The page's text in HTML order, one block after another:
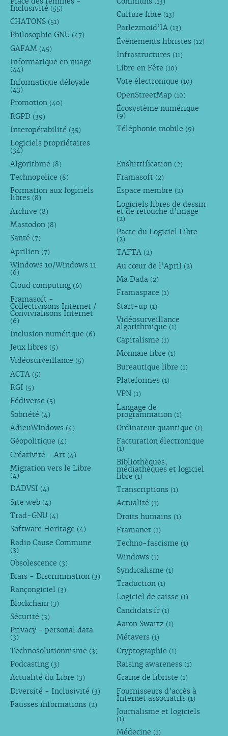
Inclusivité (55)
CHATONS (51)
Philosophie GNU (47)
GAFAM (45)
Informatique en nuage
(44)
Informatique déloyale
(43)
Promotion (40)
RGPD (39)
Interopérabilité (35)
Logiciels propriétaires
(34)
Culture libre (13)
Parlezmoid’IA (13)
Évènements libristes (12)
Infrastructures (11)
Libre en Fête (10)
Vote électronique (10)
OpenStreetMap (10)
Écosystème numérique
(9)
Téléphonie mobile (9)
Algorithme (8)
Technopolice (8)
Formation aux logiciels
libres (8)
Archive (8)
Mastodon (8)
Santé (7)
Aprilien (7)
Windows 10/Windows 11
(6)
Cloud computing (6)
Framasoft -
Collectivisons Internet /
Convivialisons Internet
(6)
Inclusion numérique (6)
Jeux libres (5)
Vidéosurveillance (5)
ACTA (5)
RGI (5)
Fédiverse (5)
Sobriété (4)
AdieuWindows (4)
Géopolitique (4)
Créativité - Art (4)
Migration vers le Libre
(4)
DADVSI (4)
Site web (4)
Trad-GNU (4)
Software Heritage (4)
Radio Cause Commune
(3)
Obsolescence (3)
Biais - Discrimination (3)
Rançongiciel (3)
Blockchain (3)
Sécurité (3)
Privacy - personal data
(3)
Technosolutionnisme (3)
Podcasting (3)
Actualité du Libre (3)
Diversité - Inclusivité (3)
Fausses informations (2)
Enshittification (2)
Framasoft (2)
Espace membre (2)
Logiciels libres de dessin
et de retouche d’image
(2)
Pacte du Logiciel Libre
(2)
TAFTA (2)
Au cœur de l’April (2)
Ma Dada (2)
Framaspace (1)
Start-up (1)
Vidéosurveillance
algorithmique (1)
Capitalisme (1)
Monnaie libre (1)
Bureautique libre (1)
Plateformes (1)
VPN (1)
Langage de
programmation (1)
Ordinateur quantique (1)
Facturation électronique
(1)
Bibliothèques,
médiathèques et logiciel
libre (1)
Transcriptions (1)
Actualité (1)
Droits humains (1)
Framanet (1)
Techno-fascisme (1)
Windows (1)
Syndicalisme (1)
Traduction (1)
Logiciel de caisse (1)
Candidats.fr (1)
Aaron Swartz (1)
Métavers (1)
Cryptographie (1)
Raising awareness (1)
Graine de libriste (1)
Fournisseurs d’accès à
Internet associatifs (1)
Journalisme et logiciels
(1)
Médecine (1)